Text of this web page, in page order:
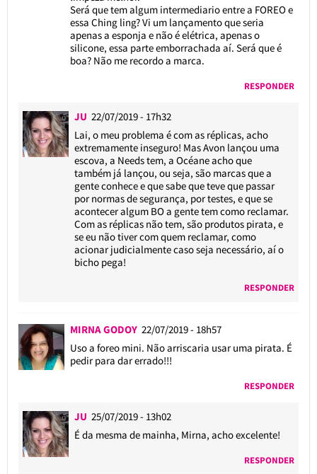
Será que tem algum intermediario entre a FOREO e
essa Ching ling? Vi um lançamento que seria
apenas a esponja e não é elétrica, apenas o
silicone, essa parte emborrachada aí. Será que é
boa? Não me recordo a marca.
RESPONDER
JU 22/07/2019 - 17h32
Lai, o meu problema é com as réplicas, acho
extremamente inseguro! Mas Avon lançou uma
escova, a Needs tem, a Océane acho que
também já lançou, ou seja, são marcas que a
gente conhece e que sabe que teve que passar
por normas de segurança, por testes, e que se
acontecer algum BO a gente tem como reclamar.
Com as réplicas não tem, são produtos pirata, e
se eu não tiver com quem reclamar, como
acionar judicialmente caso seja necessário, aí o
bicho pega!
RESPONDER
MIRNA GODOY 22/07/2019 - 18h57
Uso a foreo mini. Não arriscaria usar uma pirata. É
pedir para dar errado!!!
RESPONDER
JU 25/07/2019 - 13h02
É da mesma de mainha, Mirna, acho excelente!
RESPONDER